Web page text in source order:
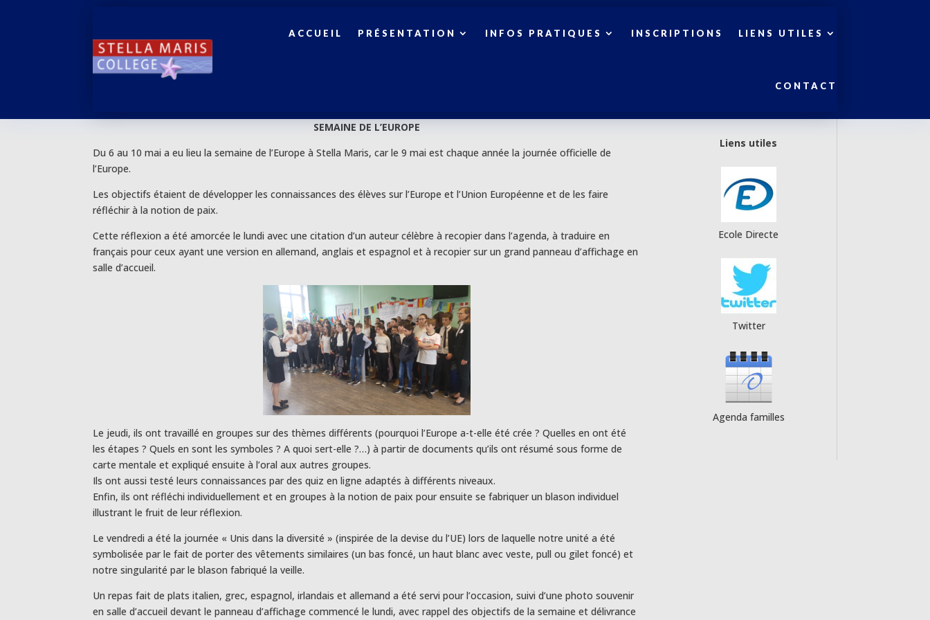
ACCUEIL PRÉSENTATION INFOS PRATIQUES INSCRIPTIONS LIENS UTILES
CONTACT
SEMAINE DE L’EUROPE
Du 6 au 10 mai a eu lieu la semaine de l’Europe à Stella Maris, car le 9 mai est chaque année la journée officielle de
l’Europe.
Les objectifs étaient de développer les connaissances des élèves sur l’Europe et l’Union Européenne et de les faire
réfléchir à la notion de paix.
Cette réflexion a été amorcée le lundi avec une citation d’un auteur célèbre à recopier dans l’agenda, à traduire en
français pour ceux ayant une version en allemand, anglais et espagnol et à recopier sur un grand panneau d’affichage en
salle d’accueil.
Le jeudi, ils ont travaillé en groupes sur des thèmes différents (pourquoi l’Europe a-t-elle été crée ? Quelles en ont été
les étapes ? Quels en sont les symboles ? A quoi sert-elle ?…) à partir de documents qu’ils ont résumé sous forme de
carte mentale et expliqué ensuite à l’oral aux autres groupes.
Ils ont aussi testé leurs connaissances par des quiz en ligne adaptés à différents niveaux.
Enfin, ils ont réfléchi individuellement et en groupes à la notion de paix pour ensuite se fabriquer un blason individuel
illustrant le fruit de leur réflexion.
Le vendredi a été la journée « Unis dans la diversité » (inspirée de la devise du l’UE) lors de laquelle notre unité a été
symbolisée par le fait de porter des vêtements similaires (un bas foncé, un haut blanc avec veste, pull ou gilet foncé) et
notre singularité par le blason fabriqué la veille.
Un repas fait de plats italien, grec, espagnol, irlandais et allemand a été servi pour l’occasion, suivi d’une photo souvenir
en salle d’accueil devant le panneau d’affichage commencé le lundi, avec rappel des objectifs de la semaine et délivrance
Liens utiles
Ecole Directe
Twitter
Agenda familles